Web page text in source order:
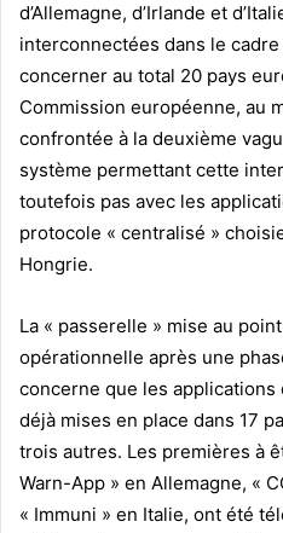
d’Allemagne, d’Irlande et
interconnectées dans le
concerner au total 20 pays
Commission européenne, au
confrontée à la deuxième
système permettant cette
toutefois pas avec les
protocole « centralisé »
Hongrie.
La « passerelle » mise au
opérationnelle après une
concerne que les applications
déjà mises en place dans 17
trois autres. Les premières à
Warn-App » en Allemagne, «
« Immuni » en Italie, ont été